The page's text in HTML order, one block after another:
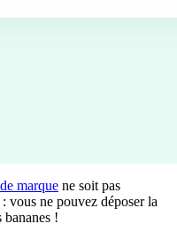
marque ne soit pas
vous ne pouvez déposer la
bananes !